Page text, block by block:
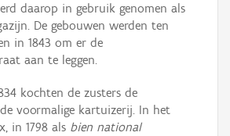
daarop in gebruik genomen als
De gebouwen werden ten
in 1843 om er de
aan te leggen.
kochten de zusters de
voormalige kartuizerij. In het
in 1798 als bien national